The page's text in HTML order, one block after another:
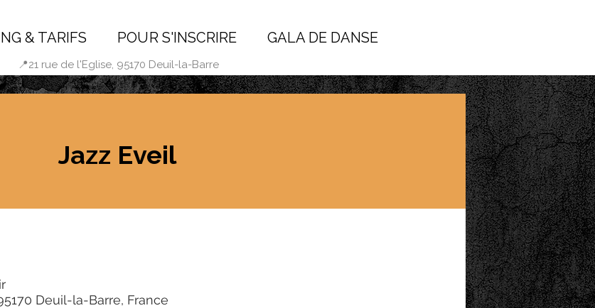
& TARIFS POUR S'INSCRIRE GALA DE DANSE
📍21 rue de l'Eglise, 95170 Deuil-la-Barre
Jazz Eveil
Deuil-la-Barre, France